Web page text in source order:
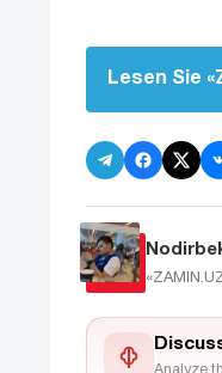
Lesen Sie
Analyze